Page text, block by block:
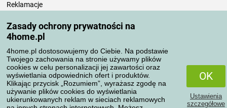
Zasady ochrony prywatności na
4home.pl
4home.pl dostosowujemy do Ciebie. Na podstawie
Twojego zachowania na stronie używamy plików
cookies w celu personalizacji jej zawartości oraz
wyświetlania odpowiednich ofert i produktów.
Klikając przycisk „Rozumiem”, wyrażasz zgodę na
używanie plików cookies do wyświetlania
ukierunkowanych reklam w sieciach reklamowych
OK
Ustawienia
szczegółowe
Reklamacje
Zasady przetwarzania recenzji
Sposoby transportu
Metody płatności